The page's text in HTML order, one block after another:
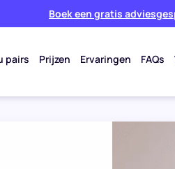
Boek een gratis
pairs Prijzen Ervaringen FAQs